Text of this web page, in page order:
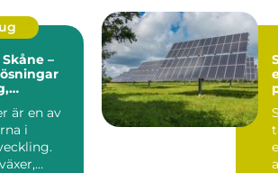
–
är en av
i